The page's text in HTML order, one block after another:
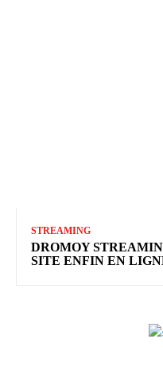
STREAMING
DROMOY
SITE ENFIN EN